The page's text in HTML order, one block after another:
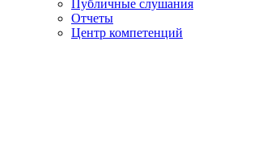
Публичные слушания
Отчеты
Центр компетенций